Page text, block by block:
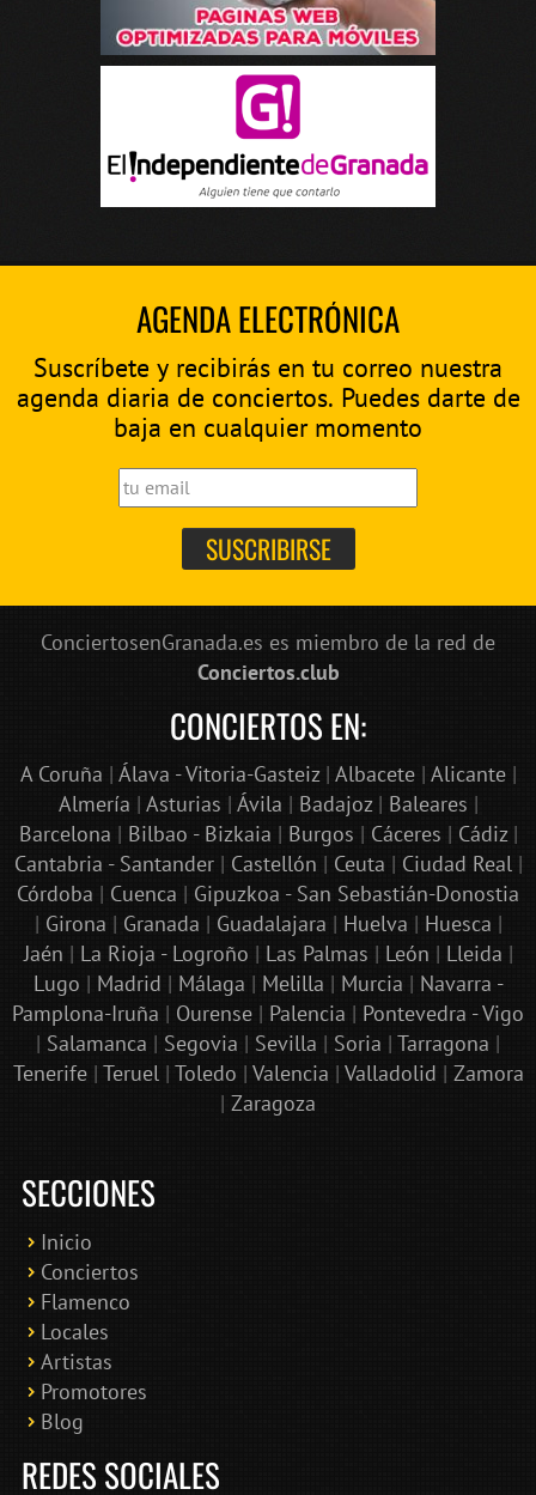
AGENDA ELECTRÓNICA
Suscríbete y recibirás en tu correo nuestra
agenda diaria de conciertos. Puedes darte de
baja en cualquier momento
ConciertosenGranada.es es miembro de la red de
Conciertos.club
CONCIERTOS EN:
A Coruña | Álava - Vitoria-Gasteiz| Albacete| Alicante|
Almería | Asturias | Ávila | Badajoz| Baleares |
Barcelona | Bilbao - Bizkaia | Burgos | Cáceres | Cádiz|
Cantabria - Santander| Castellón | Ceuta | Ciudad Real|
Córdoba | Cuenca | Gipuzkoa - San Sebastián-Donostia
| Girona | Granada | Guadalajara | Huelva | Huesca |
Jaén | La Rioja - Logroño | Las Palmas | León | Lleida |
Lugo | Madrid | Málaga | Melilla | Murcia | Navarra -
Pamplona-Iruña | Ourense | Palencia | Pontevedra - Vigo
| Salamanca | Segovia | Sevilla | Soria | Tarragona |
Tenerife| Teruel| Toledo | Valencia | Valladolid | Zamora
| Zaragoza
SECCIONES
Inicio
Conciertos
Flamenco
Locales
Artistas
Promotores
Blog
REDES SOCIALES